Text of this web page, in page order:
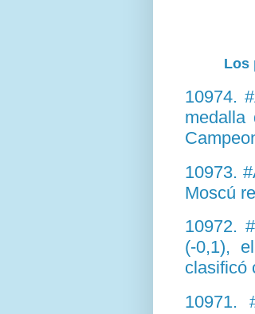
Los
10974.
10973.
Moscú
10972.
(-0,1),
clasificó
10971.